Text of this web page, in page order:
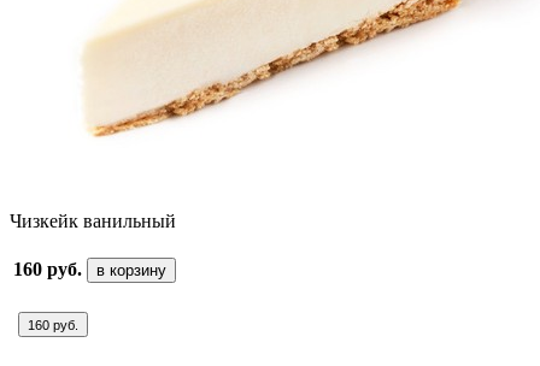
Чизкейк ванильный
160 руб. в корзину
160 руб.